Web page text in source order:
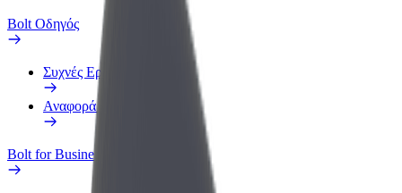
Bolt Οδηγός
Συχνές Ερωτήσεις
Αναφορά οχήματος
Bolt for Business